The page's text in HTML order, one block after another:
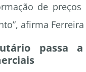
de
afirma Ferreira
passa